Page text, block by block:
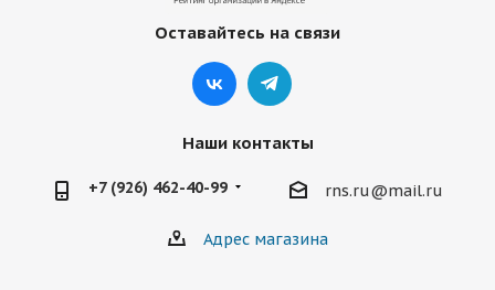
Оставайтесь на связи
Наши контакты
+7 (926) 462-40-99 rns.ru@mail.ru
Адрес магазина